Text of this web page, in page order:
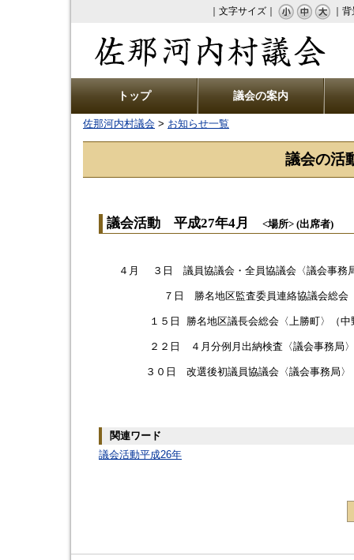
｜文字サイズ｜ ｜
トップ 議会の案内
佐那河内村議会 > お知らせ一覧
議会の活
議会活動 平成27年4月 <場所> (出席者)
４月 ３日 議員協議会・全員協議会〈議会事務局
７日 勝名地区監査委員連絡協議会総会〈農
１５日 勝名地区議長会総会〈上勝町〉（中
２２日 ４月分例月出納検査〈議会事務局〉（
３０日 改選後初議員協議会〈議会事務局〉
関連ワード
議会活動平成26年